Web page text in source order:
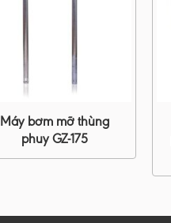
Máy bơm mỡ thùng
phuy GZ-175